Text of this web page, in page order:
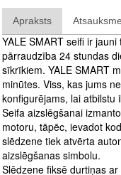
Apraksts
YALE SMART seifi ir
pārraudzība 24 stundas
sīkrīkiem. YALE SMART
minūtes. Viss, kas jums
konfigurējams, lai atbilstu
Seifa aizslēgšanai
motoru, tāpēc, ievadot
slēdzene tiek atvērta
aizslēgšanas simbolu.
Slēdzene fiksē durtiņas